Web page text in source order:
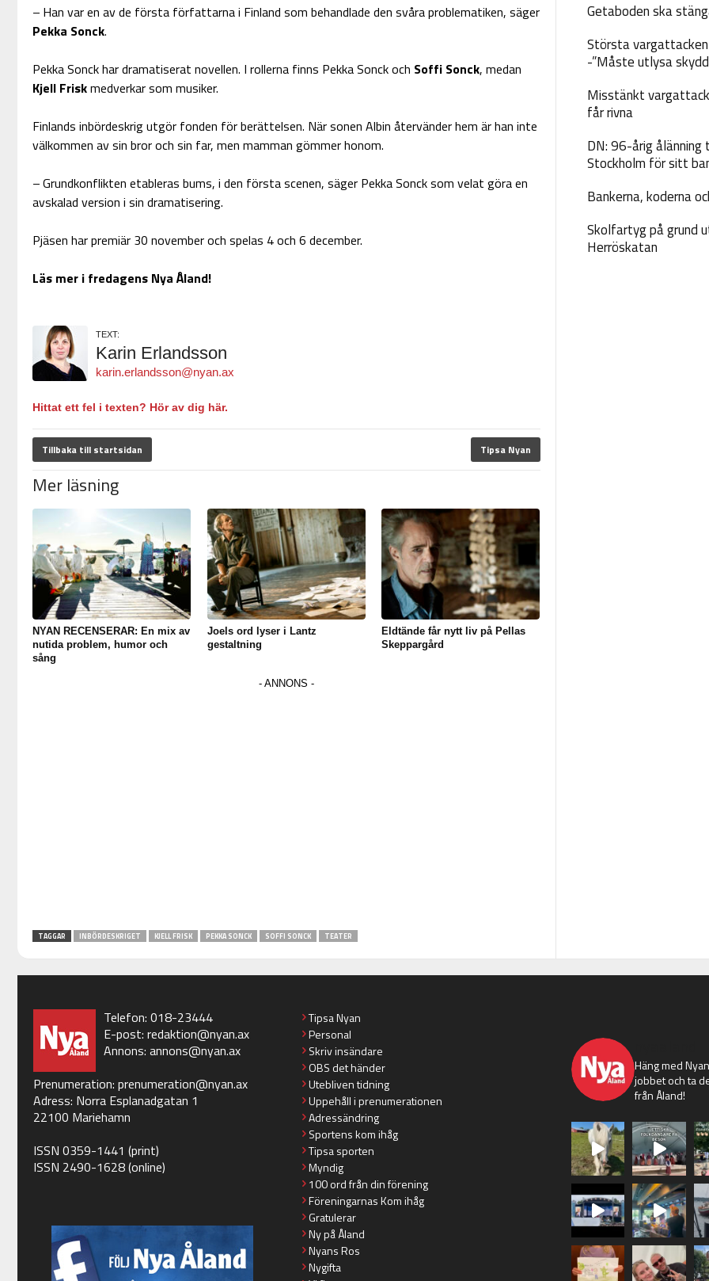
– Han var en av de första författarna i Finland som behandlade den svåra problematiken, säger
Pekka Sonck.
Pekka Sonck har dramatiserat novellen. I rollerna finns Pekka Sonck och Soffi Sonck, medan
Kjell Friskmedverkar som musiker.
Finlands inbördeskrig utgör fonden för berättelsen. När sonen Albin återvänder hem är han inte
välkommen av sin bror och sin far, men mamman gömmer honom.
– Grundkonflikten etableras bums, i den första scenen, säger Pekka Sonck som velat göra en
avskalad version i sin dramatisering.
Pjäsen har premiär 30 november och spelas 4 och 6 december.
Läs mer i fredagens Nya Åland!
TEXT:
Karin Erlandsson
karin.erlandsson@nyan.ax
Hittat ett fel i texten? Hör av dig här.
Tillbaka till startsidan Tipsa Nyan
Mer läsning
NYAN RECENSERAR: En mix av
nutida problem, humor och
sång
Joels ord lyser i Lantz
gestaltning
Eldtände får nytt liv på Pellas
Skeppargård
TAGGAR INBÖRDESKRIGET KJELL FRISK PEKKA SONCK SOFFI SONCK TEATER
Getaboden ska
Största
-”Måste utlysa
Misstänkt
får rivna
DN: 96-årig
Stockholm för sitt
Bankerna, koderna
Skolfartyg på grund
Herröskatan
Telefon: 018-23444
E-post: redaktion@nyan.ax
Annons: annons@nyan.ax
Prenumeration: prenumeration@nyan.ax
Adress: Norra Esplanadgatan 1
22100 Mariehamn
ISSN 0359-1441 (print)
ISSN 2490-1628 (online)
Tipsa Nyan
Personal
Skriv insändare
OBS det händer
Utebliven tidning
Uppehåll i prenumerationen
Adressändring
Sportens kom ihåg
Tipsa sporten
Myndig
100 ord från din förening
Föreningarnas Kom ihåg
Gratulerar
Ny på Åland
Nyans Ros
Nygifta
Häng med
jobbet och ta
från Åland!